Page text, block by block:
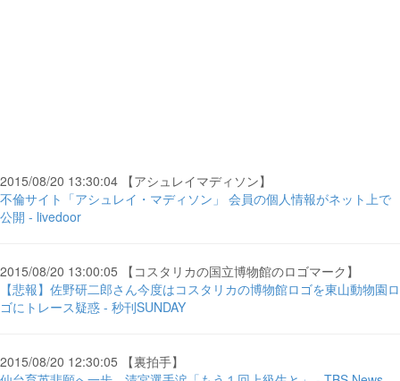
2015/08/20 13:30:04 【アシュレイマディソン】
不倫サイト「アシュレイ・マディソン」 会員の個人情報がネット上で
公開 - livedoor
2015/08/20 13:00:05 【コスタリカの国立博物館のロゴマーク】
【悲報】佐野研二郎さん今度はコスタリカの博物館ロゴを東山動物園ロ
ゴにトレース疑惑 - 秒刊SUNDAY
2015/08/20 12:30:05 【裏拍手】